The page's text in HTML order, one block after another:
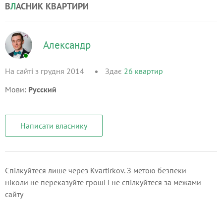
ВЛАСНИК КВАРТИРИ
Александр
На сайті з грудня 2014 Здає 26 квартир
Мови: Русский
Написати власнику
Спілкуйтеся лише через Kvartirkov. З метою безпеки
ніколи не переказуйте гроші і не спілкуйтеся за межами
сайту